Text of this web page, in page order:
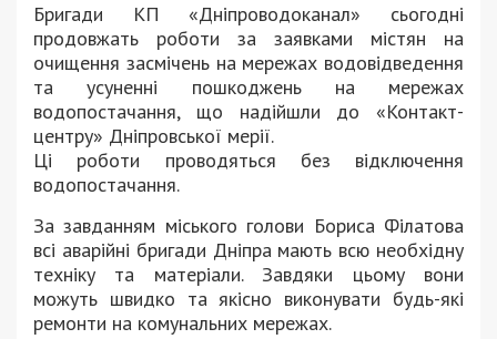
Бригади КП «Дніпроводоканал» сьогодні
продовжать роботи за заявками містян на
очищення засмічень на мережах водовідведення
та усуненні пошкоджень на мережах
водопостачання, що надійшли до «Контакт-
центру» Дніпровської мерії.
Ці роботи проводяться без відключення
водопостачання.
За завданням міського голови Бориса Філатова
всі аварійні бригади Дніпра мають всю необхідну
техніку та матеріали. Завдяки цьому вони
можуть швидко та якісно виконувати будь-які
ремонти на комунальних мережах.